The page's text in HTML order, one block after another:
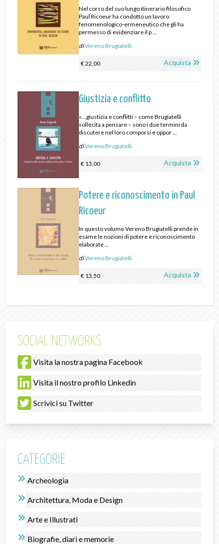
Nel corso del suo lungo itinerario filosofico
Paul Ricoeur ha condotto un lavoro
fenomenologico-ermeneutico che gli ha
permesso di evidenziare il p ...
diVereno Brugiatelli
€ 22,00 Acquista
Giustizia e conflitto
«…giustizia e conflitti – come Brugiatelli
sollecita a pensare – sono i due termini da
discutere nel loro comporsi e oppor ...
diVereno Brugiatelli
€ 13,00 Acquista
Potere e riconoscimento in Paul
Ricoeur
In questo volume Vereno Brugiatelli prende in
esame le nozioni di potere e riconoscimento
elaborate ...
diVereno Brugiatelli
€ 13,50 Acquista
SOCIAL NETWORKS
Visita la nostra pagina Facebook
Visita il nostro profilo Linkedin
Scrivici su Twitter
CATEGORIE
Archeologia
Architettura, Moda e Design
Arte e Illustrati
Biografie, diari e memorie